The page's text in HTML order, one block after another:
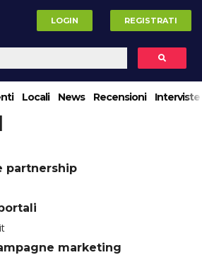
LOGIN REGISTRATI
Locali News Recensioni Interviste
partnership
marketing